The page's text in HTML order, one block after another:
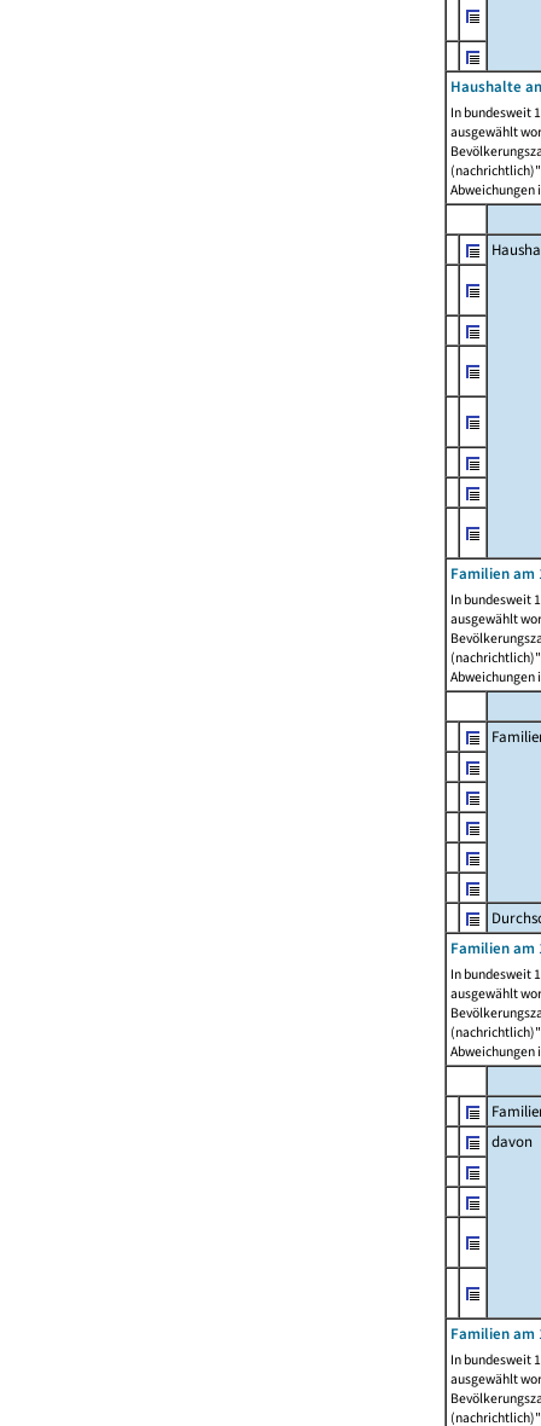
Haushalte
In bundesweit
ausgewählt
Abweichungen
Familien am
In bundesweit
ausgewählt
Abweichungen
Familien am
In bundesweit
ausgewählt
Abweichungen
davon
Familien am
In bundesweit
ausgewählt